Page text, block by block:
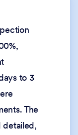
to 3
The